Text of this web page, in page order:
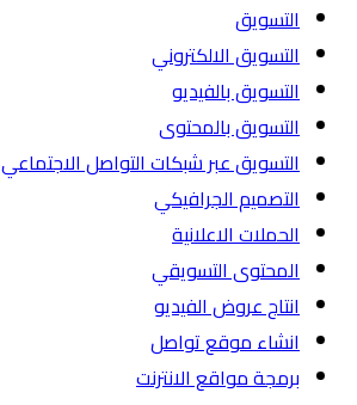
التسويق
التسويق الالكتروني
التسويق بالفيديو
التسويق بالمحتوى
التسويق عبر شبكات التواصل الاجتماعي
التصميم الجرافيكي
الحملات الاعلانية
المحتوى التسويقي
انتاج عروض الفيديو
انشاء موقع تواصل
برمجة مواقع الانترنت